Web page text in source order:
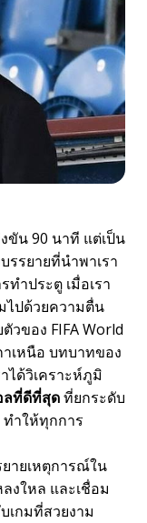
ขัน 90 นาที แต่เป็น
รรยายที่นำพาเรา
ำประตู เมื่อเรา
ไปด้วยความตื่น
วของ FIFA World
าเหนือ บทบาทของ
ได้วิเคราะห์ภูมิ
ลที่ดีที่สุดที่ยกระดับ
ำให้ทุกการ
ายเหตุการณ์ใน
งใหล และเชื่อม
เกมที่สวยงาม